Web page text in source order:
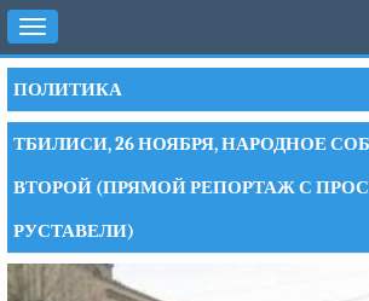
Toggle
navigation
ПОЛИТИКА
ТБИЛИСИ, 26 НОЯБРЯ, НАРОДНОЕ
ВТОРОЙ (ПРЯМОЙ РЕПОРТАЖ С
РУСТАВЕЛИ)